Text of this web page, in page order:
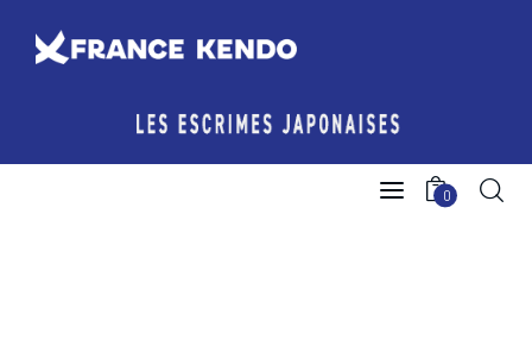
0
Les Escrimes Japonaises